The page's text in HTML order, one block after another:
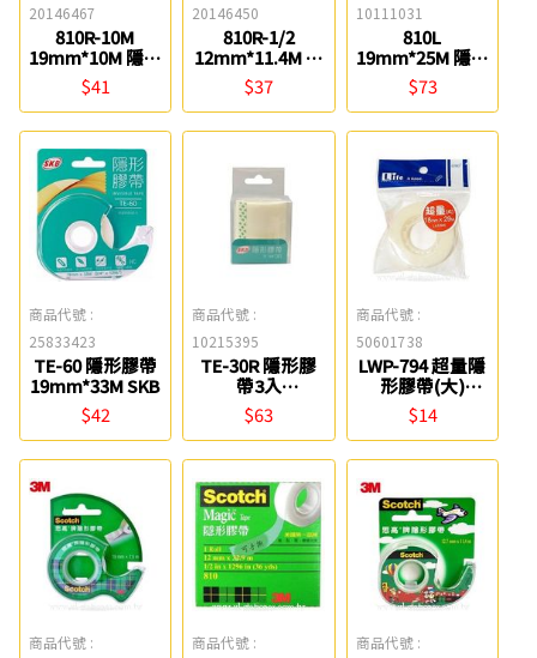
20146467
810R-10M
19mm*10M 隱形
膠帶補充包 3M
$41
20146450
810R-1/2
12mm*11.4M 隱
形膠帶補充包
3M
$37
10111031
810L
19mm*25M 隱形
膠帶(透明盒) 3M
$73
商品代號 :
25833423
TE-60 隱形膠帶
19mm*33M SKB
$42
商品代號 :
10215395
TE-30R 隱形膠
帶3入
(19mmx25M)
SKB
$63
商品代號 :
50601738
LWP-794 超量隱
形膠帶(大)
LIWEY
$14
商品代號 :
商品代號 :
商品代號 :